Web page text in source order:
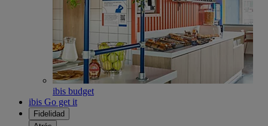
ibis budget
ibis Go get it
Fidelidad